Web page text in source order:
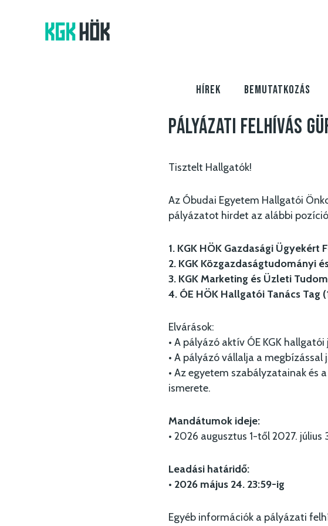
HÍREK BEMUTATKOZÁS
Pályázati felhívás
Tisztelt Hallgatók!
Az Óbudai Egyetem Hallgatói
pályázatot hirdet az alábbi
1. KGK HÖK Gazdasági Ügyekért
2. KGK Közgazdaságtudományi
3. KGK Marketing és Üzleti
4. ÓE HÖK Hallgatói Tanács Tag
Elvárások:
• A pályázó aktív ÓE KGK
• A pályázó vállalja a
• Az egyetem szabályzatainak és
ismerete.
Mandátumok ideje:
• 2026 augusztus 1-től 2027. július
Leadási határidő:
• 2026 május 24. 23:59-ig
Egyéb információk a pályázati